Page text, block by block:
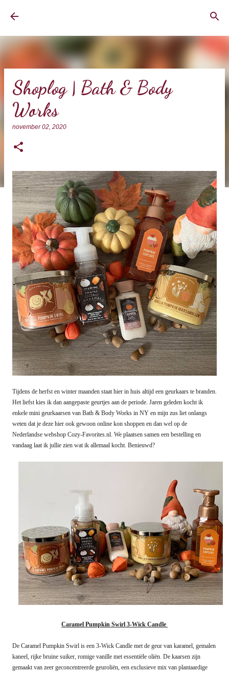
Shoplog | Bath & Body
Works
november 02, 2020
Tijdens de herfst en winter maanden staat hier in huis altijd een geurkaars te branden.
Het liefst kies ik dan aangepaste geurtjes aan de periode. Jaren geleden kocht ik
enkele mini geurkaarsen van Bath & Body Works in NY en mijn zus liet onlangs
weten dat je deze hier ook gewoon online kon shoppen en dan wel op de
Nederlandse webshop Cozy-Favorites.nl. We plaatsen samen een bestelling en
vandaag laat ik jullie zien wat ik allemaal kocht. Benieuwd?
Caramel Pumpkin Swirl 3-Wick Candle
De Caramel Pumpkin Swirl is een 3-Wick Candle met de geur van karamel, gemalen
kaneel, rijke bruine suiker, romige vanille met essentiële oliën. De kaarsen zijn
gemaakt van zeer geconcentreerde geuroliën, een exclusieve mix van plantaardige